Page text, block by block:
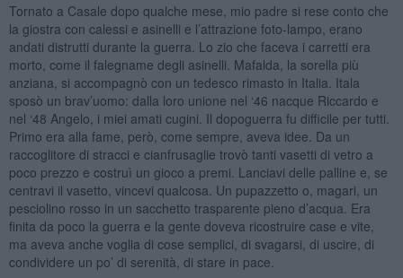
Tornato a Casale dopo qualche mese, mio padre si rese conto che
la giostra con calessi e asinelli e l’attrazione foto-lampo, erano
andati distrutti durante la guerra. Lo zio che faceva i carretti era
morto, come il falegname degli asinelli. Mafalda, la sorella più
anziana, si accompagnò con un tedesco rimasto in Italia. Itala
sposò un brav’uomo: dalla loro unione nel ‘46 nacque Riccardo e
nel ‘48 Angelo, i miei amati cugini. Il dopoguerra fu difficile per tutti.
Primo era alla fame, però, come sempre, aveva idee. Da un
raccoglitore di stracci e cianfrusaglie trovò tanti vasetti di vetro a
poco prezzo e costruì un gioco a premi. Lanciavi delle palline e, se
centravi il vasetto, vincevi qualcosa. Un pupazzetto o, magari, un
pesciolino rosso in un sacchetto trasparente pieno d’acqua. Era
finita da poco la guerra e la gente doveva ricostruire case e vite,
ma aveva anche voglia di cose semplici, di svagarsi, di uscire, di
condividere un po’ di serenità, di stare in pace.